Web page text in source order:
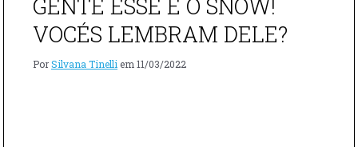
GENTE ESSE É O SNOW!
VOCÉS LEMBRAM DELE?
PorSilvana Tinelli em 11/03/2022